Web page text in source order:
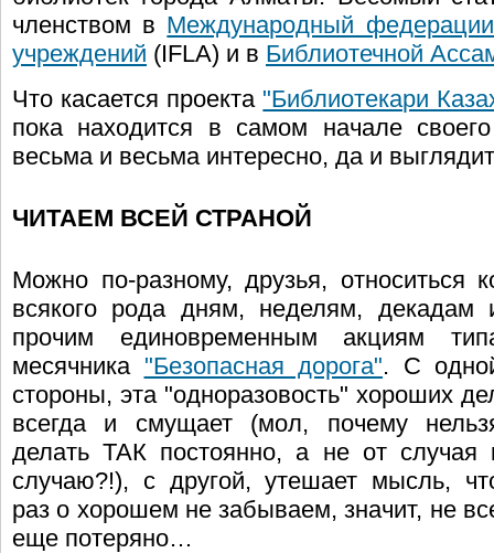
членством в Международный
учреждений (IFLA) и в Библиотечной
Что касается проекта "Библиотекари
пока находится в самом начале
весьма и весьма интересно, да и
ЧИТАЕМ ВСЕЙ СТРАНОЙ
Можно по-разному, друзья, относиться
всякого рода дням, неделям, декадам
прочим единовременным акциям
месячника "Безопасная дорога". С
стороны, эта "одноразовость" хороших
всегда и смущает (мол, почему
делать ТАК постоянно, а не от случая
случаю?!), с другой, утешает мысль,
раз о хорошем не забываем, значит, не
еще потеряно…